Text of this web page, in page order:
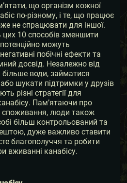
що організм кожної
по-різному, і те, що працює
не спрацювати для іншої.
10 способів зменшити
можуть
побічні ефекти та
досвід. Незалежно від
більше води, займатися
шукати підтримки у друзів
різні стратегії для
Пам’ятаючи про
споживання, люди також
більш контрольований та
дуже важливо ставити
благополуччя та робити
вживанні канабісу.